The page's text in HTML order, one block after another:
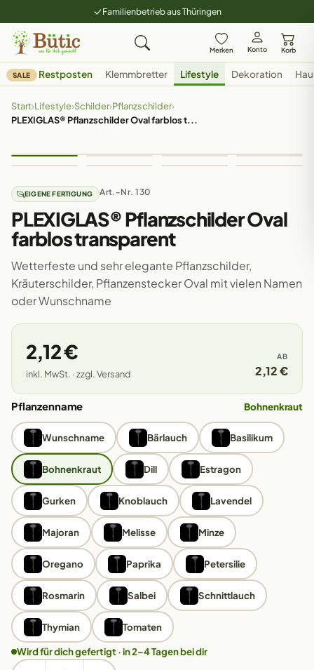
Familienbetrieb aus Thüringen
Merken Konto Korb
SALE Restposten Klemmbretter Lifestyle Dekoration
Start›Lifestyle›Schilder›Pflanzschilder›
PLEXIGLAS® Pflanzschilder Oval farblos t...
EIGENE FERTIGUNG Art.-Nr. 130
PLEXIGLAS® Pflanzschilder Oval
farblos transparent
Wetterfeste und sehr elegante Pflanzschilder,
Kräuterschilder, Pflanzenstecker Oval mit vielen Namen
oder Wunschname
2,12 €
inkl. MwSt. · zzgl. Versand
AB
2,12 €
Pflanzenname Bohnenkraut
Wunschname Bärlauch Basilikum
Bohnenkraut Dill Estragon
Gurken Knoblauch Lavendel
Majoran Melisse Minze
Oregano Paprika Petersilie
Rosmarin Salbei Schnittlauch
Thymian Tomaten
Wird für dich gefertigt · in 2–4 Tagen bei dir